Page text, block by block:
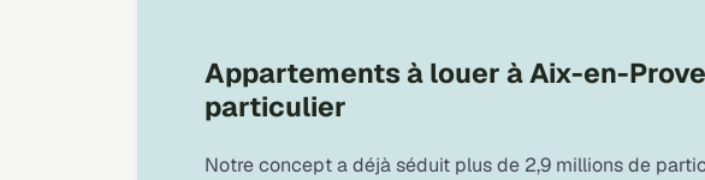
Appartements à louer à Aix-en-
particulier
Notre concept a déjà séduit plus de 2,9 millions de